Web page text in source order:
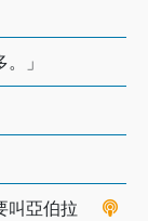
」
叫亞伯拉